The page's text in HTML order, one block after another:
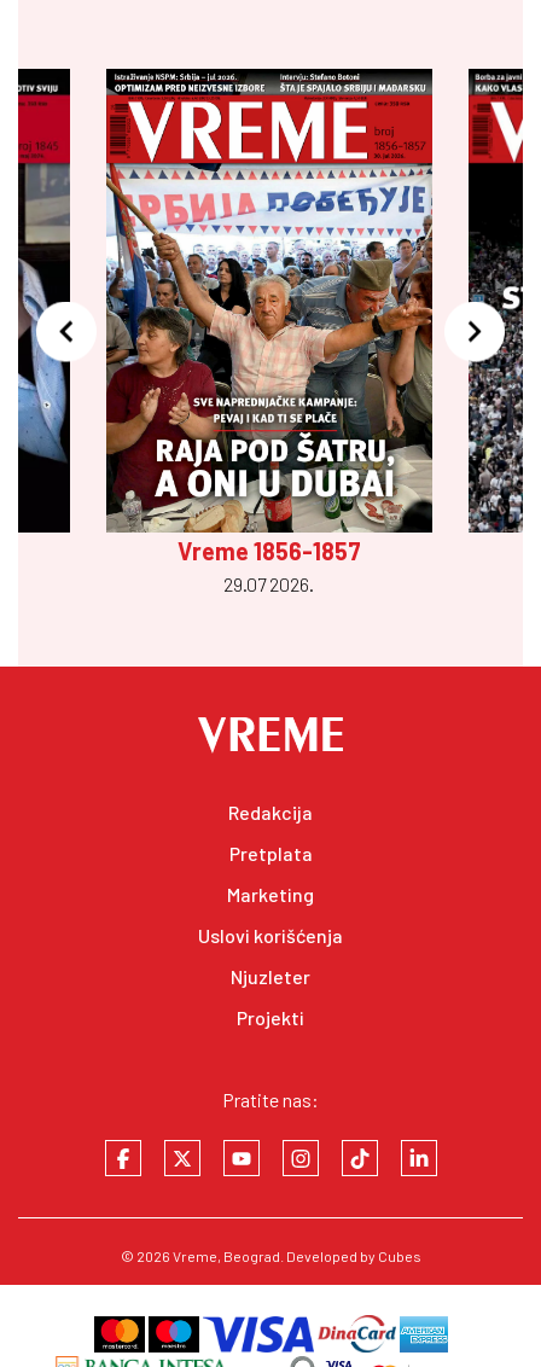
Vreme 1856-1857
29.07 2026.
Redakcija
Pretplata
Marketing
Uslovi korišćenja
Njuzleter
Projekti
Pratite nas:
© 2026 Vreme, Beograd. Developed by Cubes